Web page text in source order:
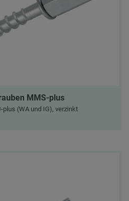
MMS-plus
(WA und IG), verzinkt